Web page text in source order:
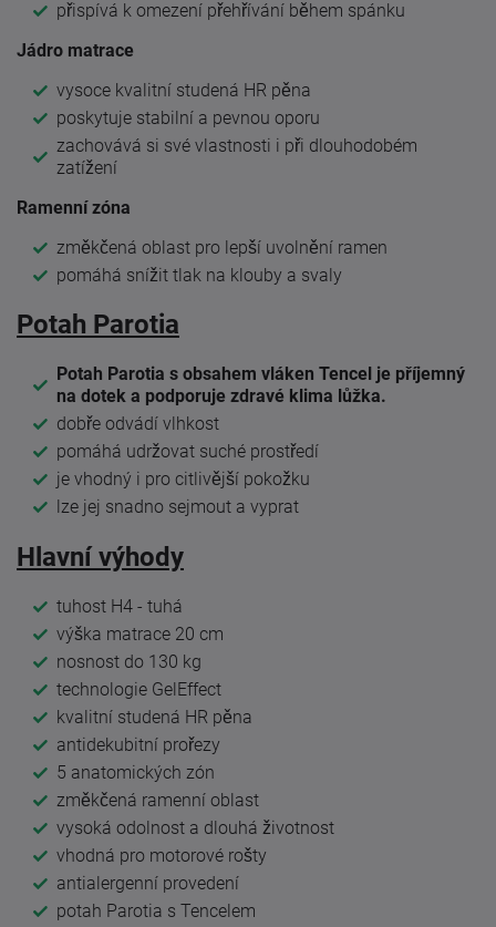
přispívá k omezení přehřívání během spánku
Jádro matrace
vysoce kvalitní studená HR pěna
poskytuje stabilní a pevnou oporu
zachovává si své vlastnosti i při dlouhodobém
zatížení
Ramenní zóna
změkčená oblast pro lepší uvolnění ramen
pomáhá snížit tlak na klouby a svaly
Potah Parotia
Potah Parotia s obsahem vláken Tencel je příjemný
na dotek a podporuje zdravé klima lůžka.
dobře odvádí vlhkost
pomáhá udržovat suché prostředí
je vhodný i pro citlivější pokožku
lze jej snadno sejmout a vyprat
Hlavní výhody
tuhost H4 - tuhá
výška matrace 20 cm
nosnost do 130 kg
technologie GelEffect
kvalitní studená HR pěna
antidekubitní prořezy
5 anatomických zón
změkčená ramenní oblast
vysoká odolnost a dlouhá životnost
vhodná pro motorové rošty
antialergenní provedení
potah Parotia s Tencelem